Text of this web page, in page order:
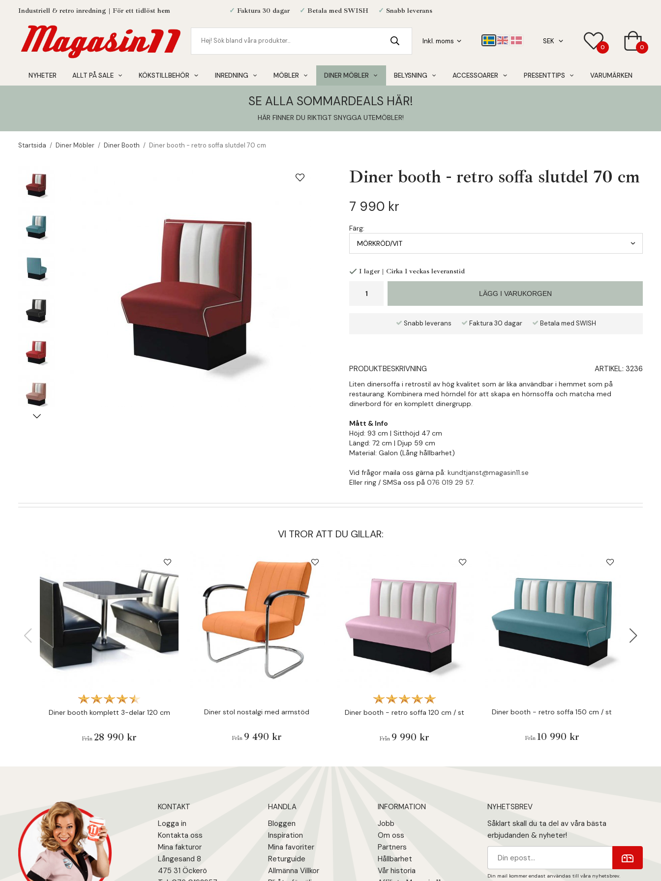
Industriell & retro inredning | För ett tidlöst hem ✓ Faktura 30 dagar ✓ Betala med SWISH ✓ Snabb leverans
0 0
NYHETER ALLT PÅ SALE KÖKSTILLBEHÖR INREDNING MÖBLER DINER MÖBLER BELYSNING ACCESSOARER PRESENTTIPS VARUMÄRKEN
SE ALLA SOMMARDEALS HÄR!
HÄR FINNER DU RIKTIGT SNYGGA UTEMÖBLER!
Startsida / Diner Möbler / Diner Booth / Diner booth - retro soffa slutdel 70 cm
Diner booth - retro soffa slutdel 70 cm
7 990 kr
Färg:
I lager | Cirka 1 veckas leveranstid
LÄGG I VARUKORGEN
Snabb leverans Faktura 30 dagar Betala med SWISH
PRODUKTBESKRIVNING ARTIKEL: 3236
Liten dinersoffa i retrostil av hög kvalitet som är lika användbar i hemmet som på
restaurang. Kombinera med hörndel för att skapa en hörnsoffa och matcha med
dinerbord för en komplett dinergrupp.
Mått & Info
Höjd: 93 cm | Sitthöjd 47 cm
Längd: 72 cm | Djup 59 cm
Material: Galon (Lång hållbarhet)
Vid frågor maila oss gärna på:kundtjanst@magasin11.se
Eller ring / SMSa oss på076 019 29 57.
VI TROR ATT DU GILLAR:
Diner booth komplett 3-delar 120 cm
Från 28 990 kr
Diner stol nostalgi med armstöd
Från 9 490 kr
Diner booth - retro soffa 120 cm / st
Från 9 990 kr
Diner booth - retro soffa 150 cm / st
Från 10 990 kr
KONTAKT
Logga in
Kontakta oss
Mina fakturor
Långesand 8
475 31 Öckerö
HANDLA
Bloggen
Inspiration
Mina favoriter
Returguide
Allmänna Villkor
INFORMATION
Jobb
Om oss
Partners
Hållbarhet
Vår historia
NYHETSBREV
Såklart skall du ta del av våra bästa
erbjudanden & nyheter!
Din mail kommer endast användas till våra nyhetsbrev.